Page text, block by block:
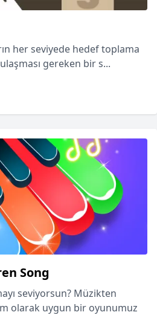
her seviyede hedef toplama
gereken bir s...
Song
seviyorsun? Müzikten
olarak uygun bir oyunumuz